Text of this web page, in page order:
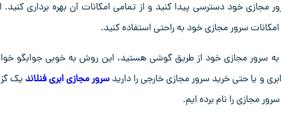
مجازی خود دسترسی پیدا کنید و از تمامی امکانات آن بهره‌ برداری کنید.
سرور مجازی خود به راحتی استفاده کنید.
به سرور مجازی خود از طریق گوشی هستید، این روش به خوبی جوابگو
و یا حتی خرید سرور مجازی خارجی را دارید سرور مجازی ابری فنلاند یک
مجازی را نام برده ایم.